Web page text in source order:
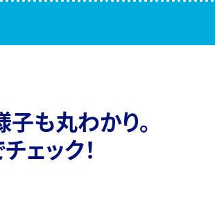
も丸わかり。
ェック！